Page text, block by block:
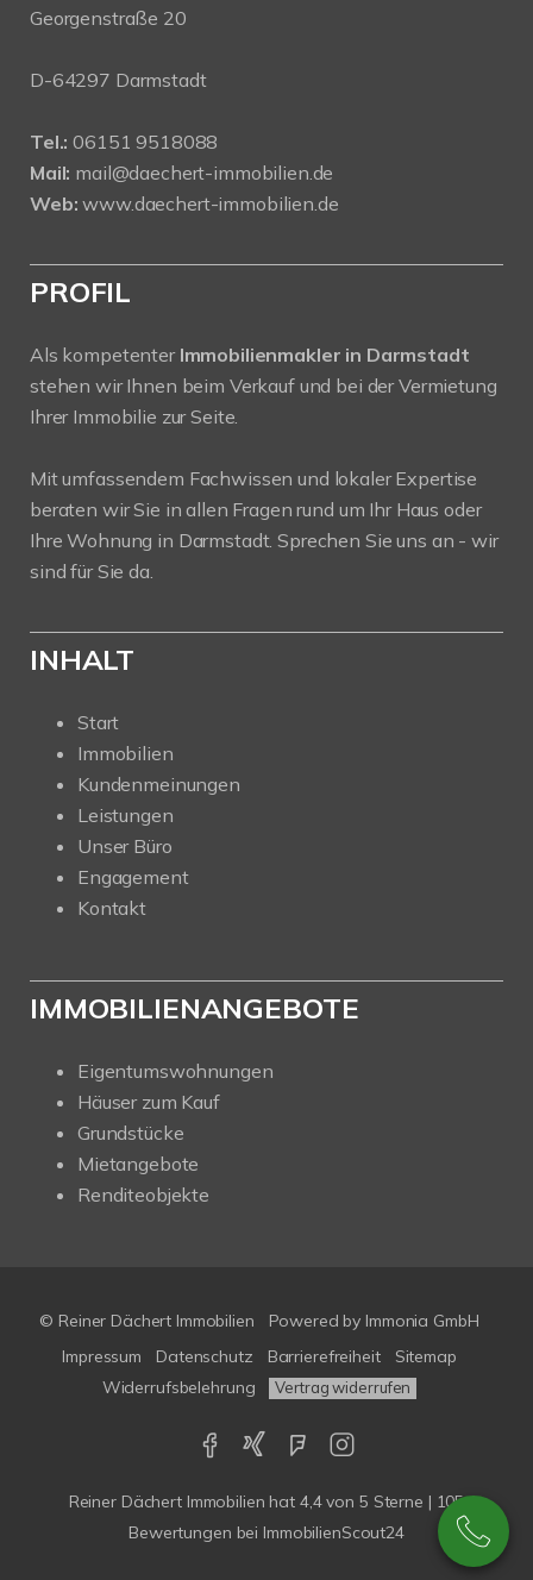
Georgenstraße 20
D-64297 Darmstadt
Tel.: 06151 9518088
Mail: mail@daechert-immobilien.de
Web: www.daechert-immobilien.de
PROFIL
Als kompetenter Immobilienmakler in Darmstadt
stehen wir Ihnen beim Verkauf und bei der Vermietung
Ihrer Immobilie zur Seite.
Mit umfassendem Fachwissen und lokaler Expertise
beraten wir Sie in allen Fragen rund um Ihr Haus oder
Ihre Wohnung in Darmstadt. Sprechen Sie uns an - wir
sind für Sie da.
INHALT
Start
Immobilien
Kundenmeinungen
Leistungen
Unser Büro
Engagement
Kontakt
IMMOBILIENANGEBOTE
Eigentumswohnungen
Häuser zum Kauf
Grundstücke
Mietangebote
Renditeobjekte
© Reiner Dächert Immobilien Powered by Immonia GmbH
Impressum
Datenschutz Barrierefreiheit
Sitemap
Widerrufsbelehrung
Vertrag widerrufen
Reiner Dächert Immobilien hat 4,4von 5 Sterne | 105
Bewertungen bei ImmobilienScout24